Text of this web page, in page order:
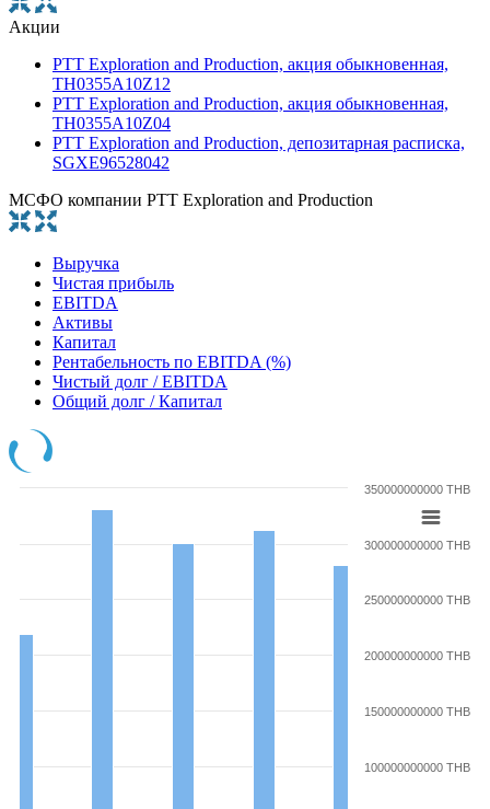
Акции
PTT Exploration and Production, акция обыкновенная,
TH0355A10Z12
PTT Exploration and Production, акция обыкновенная,
TH0355A10Z04
PTT Exploration and Production, депозитарная расписка,
SGXE96528042
МСФО компании PTT Exploration and Production
Выручка
Чистая прибыль
EBITDA
Активы
Капитал
Рентабельность по EBITDA (%)
Чистый долг / EBITDA
Общий долг / Капитал
100000000000 THB
150000000000 THB
200000000000 THB
250000000000 THB
300000000000 THB
350000000000 THB